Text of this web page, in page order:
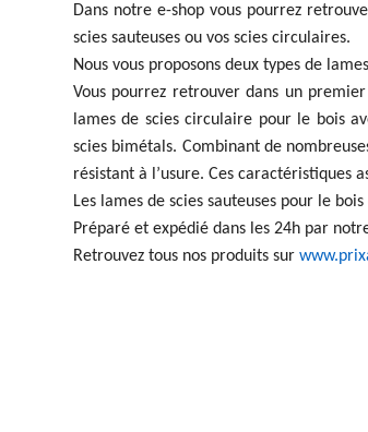
Dans notre e-shop vous pourrez
scies sauteuses ou vos scies circulaires.
Nous vous proposons deux types de
Vous pourrez retrouver dans un
lames de scies circulaire pour le bois
scies bimétals. Combinant de
résistant à l’usure. Ces caractéristiques
Les lames de scies sauteuses pour le
Préparé et expédié dans les 24h par
Retrouvez tous nos produits sur